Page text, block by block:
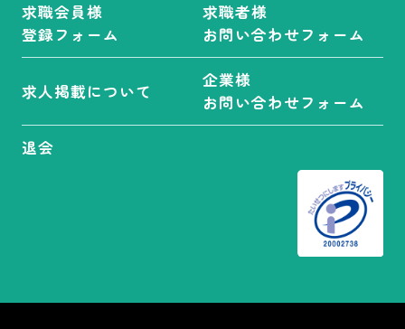
契約社員
アルバイト
求職会員様
登録フォーム
求職者様
お問い合わせフォーム
求人掲載について
企業様
お問い合わせフォーム
退会